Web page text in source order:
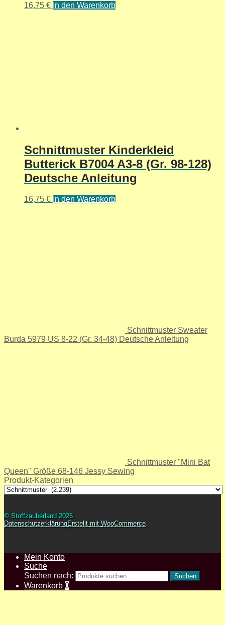
16,75 € In den Warenkorb
Schnittmuster Kinderkleid
Butterick B7004 A3-8 (Gr. 98-128)
Deutsche Anleitung
16,75 € In den Warenkorb
Schnittmuster Sweater
Burda 5979 US 8-22 (Gr. 34-48) Deutsche Anleitung
Schnittmuster "Mini Bat
Queen" Größe 68-146 Jessy Sewing
Produkt-Kategorien
© Stoffzauberland 2026
DatenschutzerklärungErstellt mit WooCommerce.
Mein Konto
Suche
Suchen nach:
Suchen
Warenkorb 0